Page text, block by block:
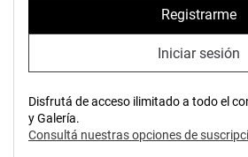
Registrarme
Iniciar sesión
Disfrutá de acceso ilimitado a todo el
y Galería.
Consultá nuestras opciones de